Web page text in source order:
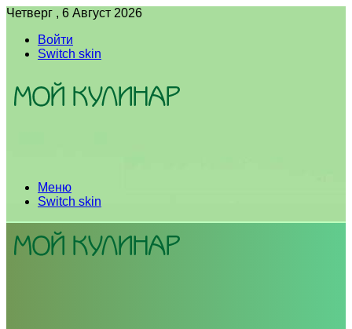
Четверг , 6 Август 2026
Войти
Switch skin
Меню
Switch skin